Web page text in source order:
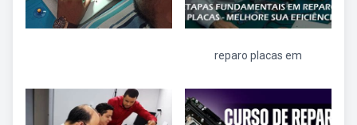
reparo placas em